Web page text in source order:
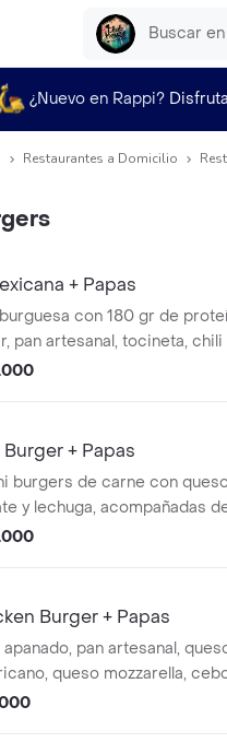
¿Nuevo en Rappi?
Restaurantes a Domicilio
+ Papas
con 180 gr de
pan artesanal, tocineta,
aguacate, pico de gallo, maíz,
+ Papas
burgers de carne con
y lechuga, acompañadas
Burger + Papas
apanado, pan artesanal,
queso mozzarella,
la casa